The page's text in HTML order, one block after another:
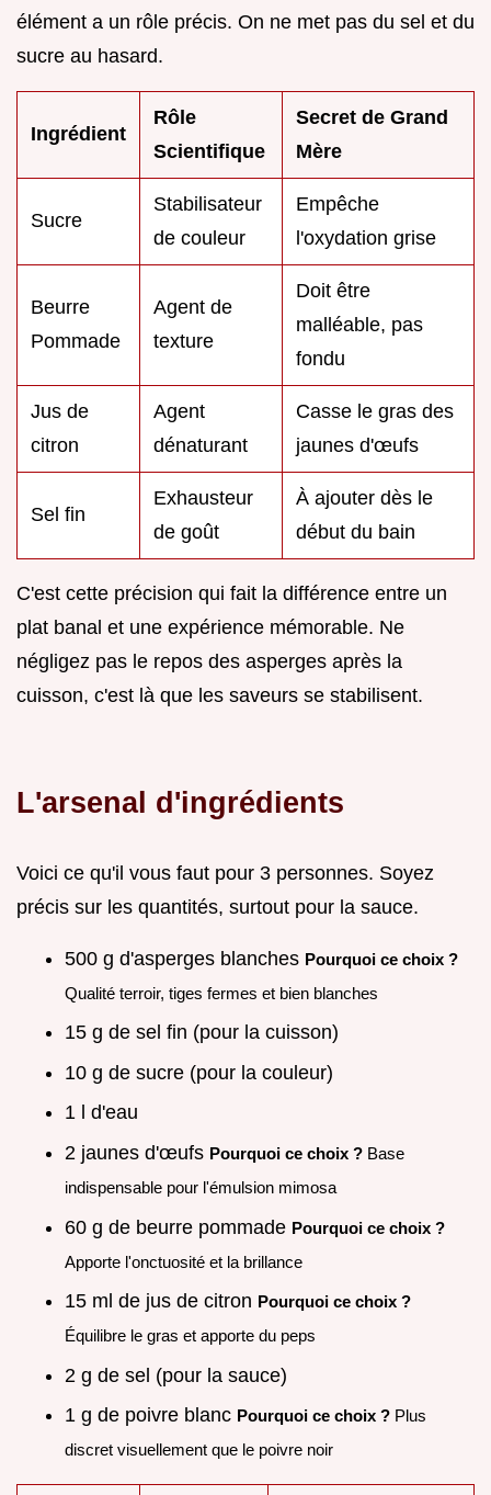
élément a un rôle précis. On ne met pas du sel et du
sucre au hasard.
Ingrédient
Rôle
Scientifique
Secret de Grand
Mère
Sucre
Stabilisateur
de couleur
Empêche
l'oxydation grise
Beurre
Pommade
Agent de
texture
Doit être
malléable, pas
fondu
Jus de
citron
Agent
dénaturant
Casse le gras des
jaunes d'œufs
Sel fin
Exhausteur
de goût
À ajouter dès le
début du bain
C'est cette précision qui fait la différence entre un
plat banal et une expérience mémorable. Ne
négligez pas le repos des asperges après la
cuisson, c'est là que les saveurs se stabilisent.
L'arsenal d'ingrédients
Voici ce qu'il vous faut pour 3 personnes. Soyez
précis sur les quantités, surtout pour la sauce.
500 g d'asperges blanches Pourquoi ce choix ?
Qualité terroir, tiges fermes et bien blanches
15 g de sel fin (pour la cuisson)
10 g de sucre (pour la couleur)
1 l d'eau
2 jaunes d'œufs Pourquoi ce choix ? Base
indispensable pour l'émulsion mimosa
60 g de beurre pommade Pourquoi ce choix ?
Apporte l'onctuosité et la brillance
15 ml de jus de citron Pourquoi ce choix ?
Équilibre le gras et apporte du peps
2 g de sel (pour la sauce)
1 g de poivre blanc Pourquoi ce choix ? Plus
discret visuellement que le poivre noir